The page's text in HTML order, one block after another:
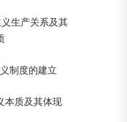
生产关系及其
制度的建立
本质及其体现